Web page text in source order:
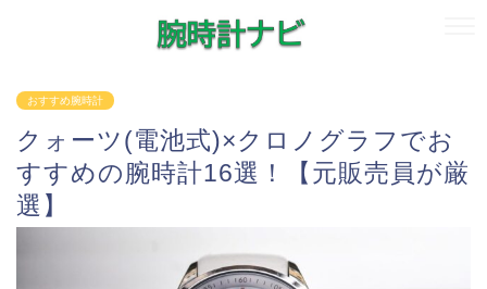
おすすめ腕時計
クォーツ(電池式)×クロノグラフでお
すすめの腕時計16選！【元販売員が厳
選】